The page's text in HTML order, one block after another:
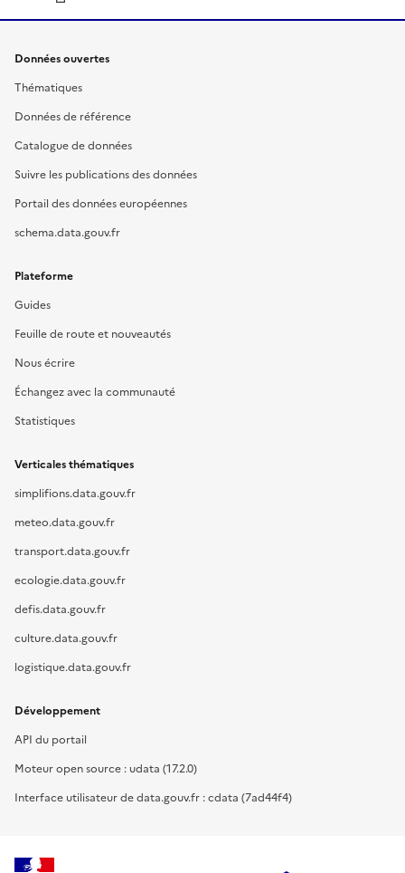
Données ouvertes
Thématiques
Données de référence
Catalogue de données
Suivre les publications des données
Portail des données européennes
schema.data.gouv.fr
Plateforme
Guides
Feuille de route et nouveautés
Nous écrire
Échangez avec la communauté
Statistiques
Verticales thématiques
simplifions.data.gouv.fr
meteo.data.gouv.fr
transport.data.gouv.fr
ecologie.data.gouv.fr
defis.data.gouv.fr
culture.data.gouv.fr
logistique.data.gouv.fr
Développement
API du portail
Moteur open source : udata (17.2.0)
Interface utilisateur de data.gouv.fr : cdata (7ad44f4)